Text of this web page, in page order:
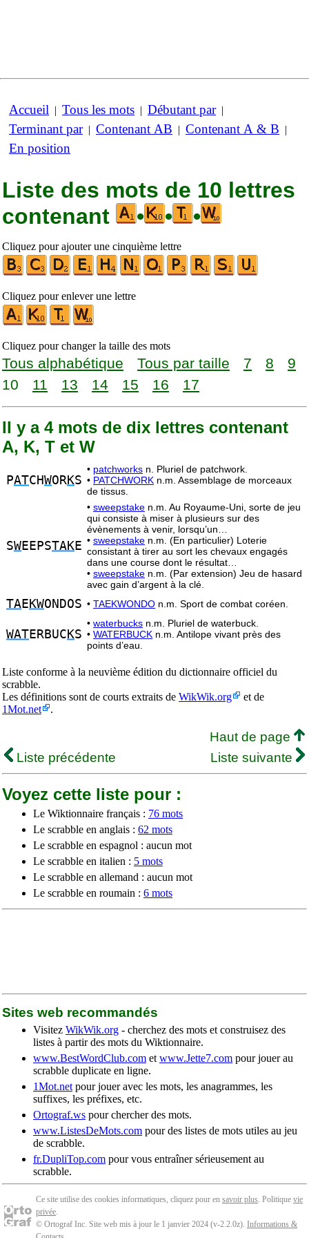
Accueil | Tous les mots | Débutant par|
Terminant par| Contenant AB | Contenant A & B |
En position
Liste des mots de 10 lettres
contenant
• • •
Cliquez pour ajouter une cinquième lettre
Cliquez pour enlever une lettre
Cliquez pour changer la taille des mots
Tous alphabétique Tous par taille 7 8
9
10
11 13 14 15 16 17
Il y a 4 mots de dix lettres contenant
A, K, T et W
PATCHWORKS
• patchworks n. Pluriel de patchwork.
• PATCHWORK n.m. Assemblage de morceaux
de tissus.
SWEEPSTAKE
• sweepstake n.m. Au Royaume-Uni, sorte de jeu
qui consiste à miser à plusieurs sur des
évènements à venir, lorsqu’un…
• sweepstake n.m. (En particulier) Loterie
consistant à tirer au sort les chevaux engagés
dans une course dont le résultat…
• sweepstake n.m. (Par extension) Jeu de hasard
avec gain d’argent à la clé.
TAE KWONDOS • TAEKWONDO n.m. Sport de combat coréen.
WATERBUC KS
• waterbucks n.m. Pluriel de waterbuck.
• WATERBUCK n.m. Antilope vivant près des
points d’eau.
Liste conforme à la neuvième édition du dictionnaire officiel du
scrabble.
Les définitions sont de courts extraits de WikWik.org
et de
1Mot.net
.
Haut de page
Liste précédente
Liste suivante
Voyez cette liste pour :
Le Wiktionnaire français : 76 mots
Le scrabble en anglais : 62 mots
Le scrabble en espagnol : aucun mot
Le scrabble en italien : 5 mots
Le scrabble en allemand : aucun mot
Le scrabble en roumain : 6 mots
Sites web recommandés
Visitez WikWik.org - cherchez des mots et construisez des
listes à partir des mots du Wiktionnaire.
www.BestWordClub.com et www.Jette7.com pour jouer au
scrabble duplicate en ligne.
1Mot.net pour jouer avec les mots, les anagrammes, les
suffixes, les préfixes, etc.
Ortograf.ws pour chercher des mots.
www.ListesDeMots.com pour des listes de mots utiles au jeu
de scrabble.
fr.DupliTop.com pour vous entraîner sérieusement au
scrabble.
Ce site utilise des cookies informatiques, cliquez pour en savoir plus. Politique vie
privée.
© Ortograf Inc. Site web mis à jour le 1 janvier 2024 (v-2.2.0z). Informations &